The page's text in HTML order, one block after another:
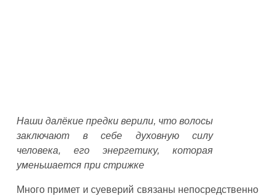
Наши далёкие предки верили, что волосы
заключают в себе духовную силу
человека, его энергетику, которая
уменьшается при стрижке
Много примет и суеверий связаны непосредственно